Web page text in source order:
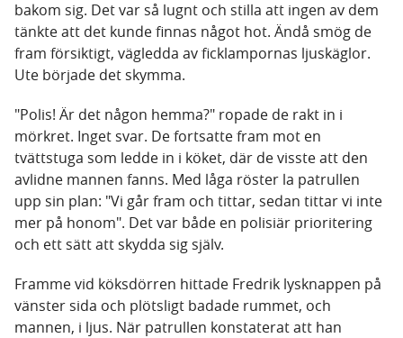
bakom sig. Det var så lugnt och stilla att ingen av dem
tänkte att det kunde finnas något hot. Ändå smög de
fram försiktigt, vägledda av ficklampornas ljuskäglor.
Ute började det skymma.
"Polis! Är det någon hemma?" ropade de rakt in i
mörkret. Inget svar. De fortsatte fram mot en
tvättstuga som ledde in i köket, där de visste att den
avlidne mannen fanns. Med låga röster la patrullen
upp sin plan: "Vi går fram och tittar, sedan tittar vi inte
mer på honom". Det var både en polisiär prioritering
och ett sätt att skydda sig själv.
Framme vid köksdörren hittade Fredrik lysknappen på
vänster sida och plötsligt badade rummet, och
mannen, i ljus. När patrullen konstaterat att han